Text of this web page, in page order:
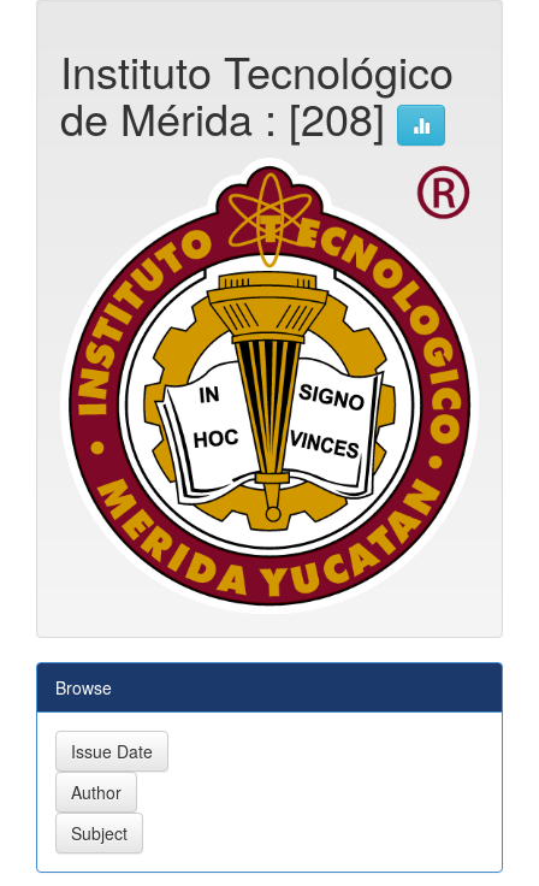
Instituto Tecnológico
de Mérida : [208]
Browse